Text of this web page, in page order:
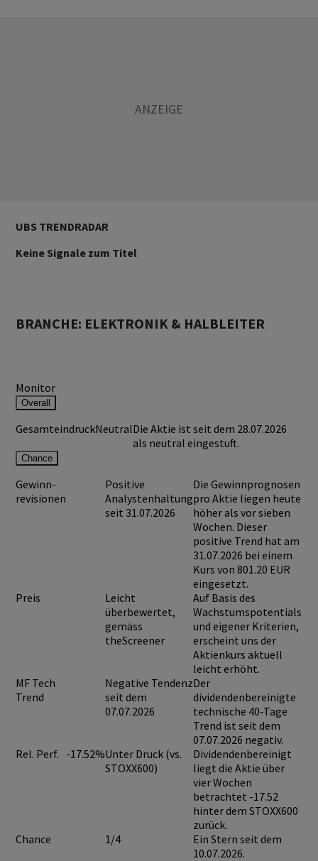
UBS TRENDRADAR
Keine Signale zum Titel
BRANCHE: ELEKTRONIK & HALBLEITER
Monitor
Overall
GesamteindruckNeutralDie Aktie ist seit dem 28.07.2026
als neutral eingestuft.
Chance
Gewinn-
revisionen
Positive
Analystenhaltung
seit 31.07.2026
Die Gewinnprognosen
pro Aktie liegen heute
höher als vor sieben
Wochen. Dieser
positive Trend hat am
31.07.2026 bei einem
Kurs von 801.20 EUR
eingesetzt.
Preis
Leicht
überbewertet,
gemäss
theScreener
Auf Basis des
Wachstumspotentials
und eigener Kriterien,
erscheint uns der
Aktienkurs aktuell
leicht erhöht.
MF Tech
Trend
Negative Tendenz
seit dem
07.07.2026
Der
dividendenbereinigte
technische 40-Tage
Trend ist seit dem
07.07.2026 negativ.
Rel. Perf. -17.52%Unter Druck (vs.
STOXX600)
Dividendenbereinigt
liegt die Aktie über
vier Wochen
betrachtet -17.52
hinter dem STOXX600
zurück.
Chance
1/4
Ein Stern seit dem
10.07.2026.